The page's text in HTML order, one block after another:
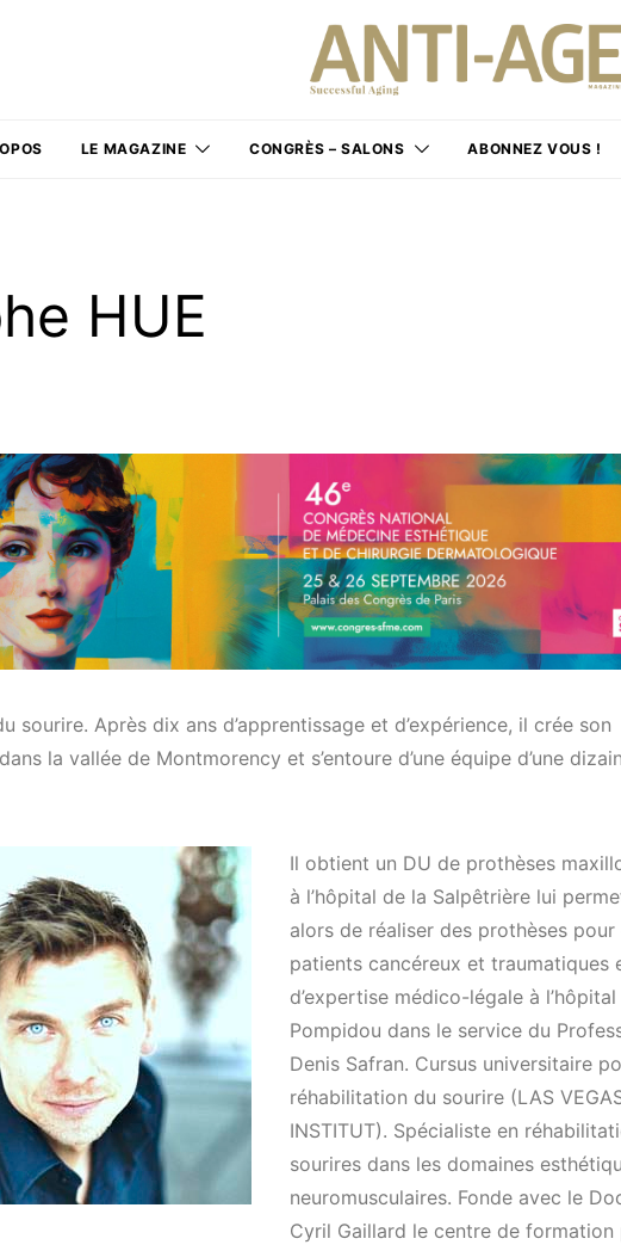
LE MAGAZINE CONGRÈS – SALONS ABONNEZ VOUS !
HUE
sourire. Après dix ans d’apprentissage et d’expérience, il crée son
la vallée de Montmorency et s’entoure d’une équipe d’une
Il obtient un DU de prothèses
à l’hôpital de la Salpêtrière lui
alors de réaliser des prothèses pour
patients cancéreux et traumatiques
d’expertise médico-légale à
Pompidou dans le service du
Denis Safran. Cursus universitaire
réhabilitation du sourire (LAS
INSTITUT). Spécialiste en
sourires dans les domaines
neuromusculaires. Fonde avec le
Cyril Gaillard le centre de formation